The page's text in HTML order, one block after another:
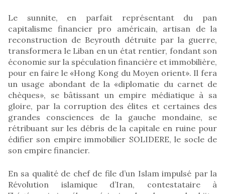
Le sunnite, en parfait représentant du pan
capitalisme financier pro américain, artisan de la
reconstruction de Beyrouth détruite par la guerre,
transformera le Liban en un état rentier, fondant son
économie sur la spéculation financière et immobilière,
pour en faire le «Hong Kong du Moyen orient». Il fera
un usage abondant de la «diplomatie du carnet de
chèques», se bâtissant un empire médiatique à sa
gloire, par la corruption des élites et certaines des
grandes consciences de la gauche mondaine, se
rétribuant sur les débris de la capitale en ruine pour
édifier son empire immobilier SOLIDERE, le socle de
son empire financier.
En sa qualité de chef de file d’un Islam impulsé par la
Révolution islamique d’Iran, contestataire à